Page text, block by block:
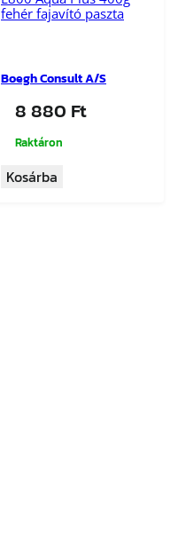
fehér fajavító paszta
Boegh Consult A/S
8 880 Ft
Raktáron
Kosárba